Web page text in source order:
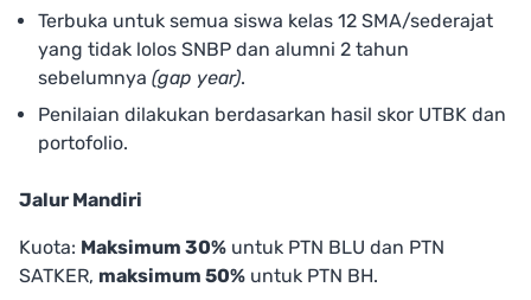
Terbuka untuk semua siswa kelas 12 SMA/sederajat
yang tidak lolos SNBP dan alumni 2 tahun
sebelumnya (gap year).
Penilaian dilakukan berdasarkan hasil skor UTBK dan
portofolio.
Jalur Mandiri
Kuota: Maksimum 30% untuk PTN BLU dan PTN
SATKER, maksimum 50% untuk PTN BH.